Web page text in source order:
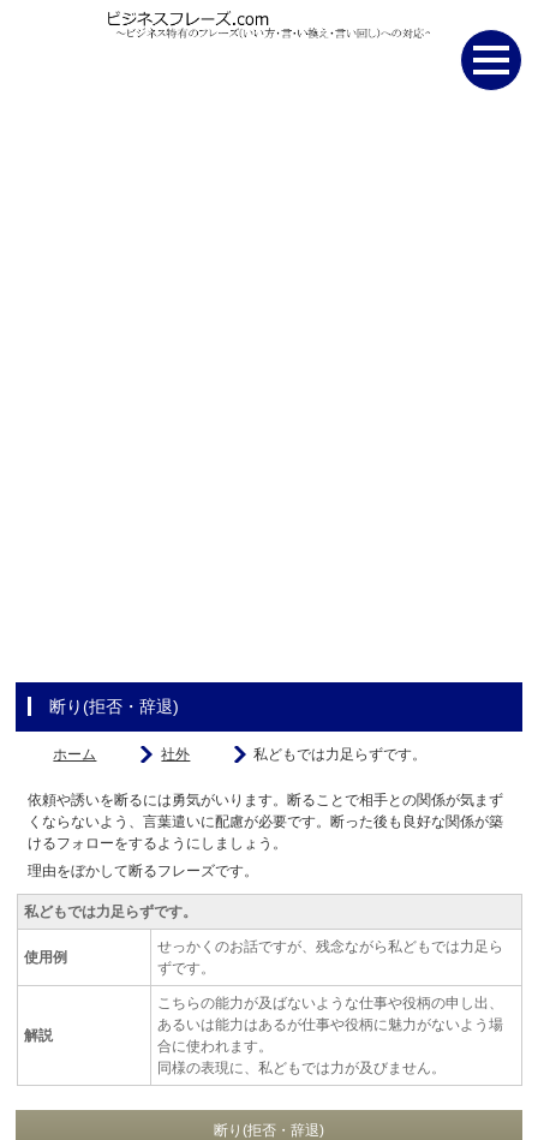
断り(拒否・辞退)
ホーム 社外 私どもでは力足らずです。
依頼や誘いを断るには勇気がいります。断ることで相手との関係が気まず
くならないよう、言葉遣いに配慮が必要です。断った後も良好な関係が築
けるフォローをするようにしましょう。
理由をぼかして断るフレーズです。
私どもでは力足らずです。
使用例
せっかくのお話ですが、残念ながら私どもでは力足ら
ずです。
解説
こちらの能力が及ばないような仕事や役柄の申し出、
あるいは能力はあるが仕事や役柄に魅力がないよう場
合に使われます。
同様の表現に、私どもでは力が及びません。
断り(拒否・辞退)